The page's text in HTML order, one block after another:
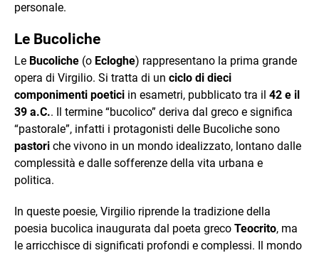
personale.
Le Bucoliche
Le Bucoliche (o Ecloghe) rappresentano la prima grande
opera di Virgilio. Si tratta di un ciclo di dieci
componimenti poetici in esametri, pubblicato tra il 42 e il
39 a.C.. Il termine “bucolico” deriva dal greco e significa
“pastorale”, infatti i protagonisti delle Bucoliche sono
pastori che vivono in un mondo idealizzato, lontano dalle
complessità e dalle sofferenze della vita urbana e
politica.
In queste poesie, Virgilio riprende la tradizione della
poesia bucolica inaugurata dal poeta greco Teocrito, ma
le arricchisce di significati profondi e complessi. Il mondo